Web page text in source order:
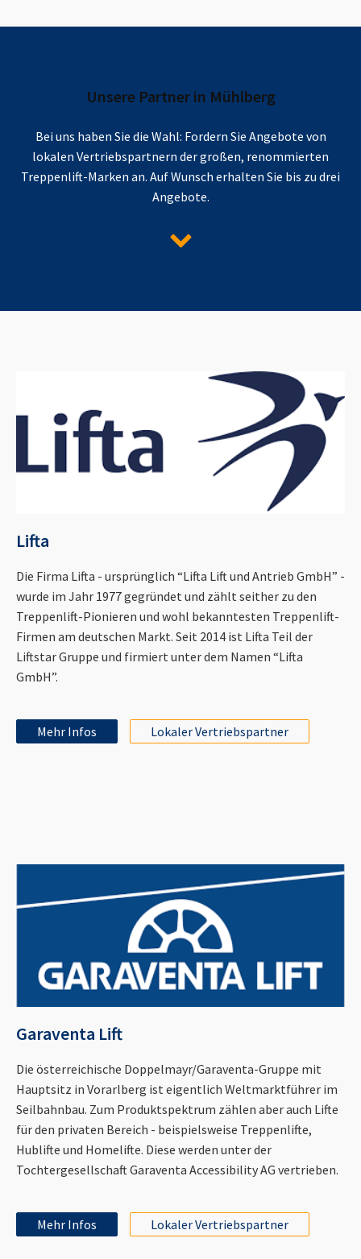
Unsere Partner in Mühlberg
Bei uns haben Sie die Wahl: Fordern Sie Angebote von
lokalen Vertriebspartnern der großen, renommierten
Treppenlift-Marken an. Auf Wunsch erhalten Sie bis zu drei
Angebote.
Lifta
Die Firma Lifta - ursprünglich “Lifta Lift und Antrieb GmbH” -
wurde im Jahr 1977 gegründet und zählt seither zu den
Treppenlift-Pionieren und wohl bekanntesten Treppenlift-
Firmen am deutschen Markt. Seit 2014 ist Lifta Teil der
Liftstar Gruppe und firmiert unter dem Namen “Lifta
GmbH”.
Mehr Infos Lokaler Vertriebspartner
Garaventa Lift
Die österreichische Doppelmayr/Garaventa-Gruppe mit
Hauptsitz in Vorarlberg ist eigentlich Weltmarktführer im
Seilbahnbau. Zum Produktspektrum zählen aber auch Lifte
für den privaten Bereich - beispielsweise Treppenlifte,
Hublifte und Homelifte. Diese werden unter der
Tochtergesellschaft Garaventa Accessibility AG vertrieben.
Mehr Infos Lokaler Vertriebspartner